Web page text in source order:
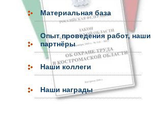
Материальная база
Опыт проведения работ, наши
партнёры
Наши коллеги
Наши награды